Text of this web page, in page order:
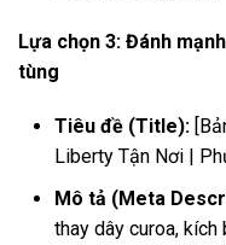
Lựa chọn 3: Đánh
tùng
Tiêu đề (Title):
Liberty Tận Nơi |
Mô tả (Meta
thay dây curoa,